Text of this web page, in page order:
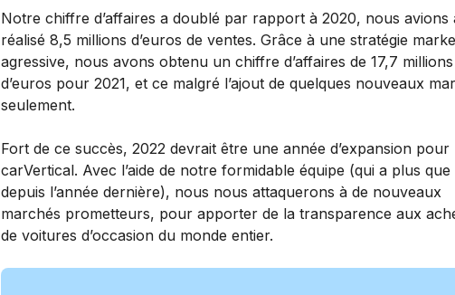
Notre chiffre d’affaires a doublé par rapport à 2020, nous avions
réalisé 8,5 millions d’euros de ventes. Grâce à une stratégie
agressive, nous avons obtenu un chiffre d’affaires de 17,7 millions
d’euros pour 2021, et ce malgré l’ajout de quelques nouveaux
seulement.
Fort de ce succès, 2022 devrait être une année d’expansion pour
carVertical. Avec l’aide de notre formidable équipe (qui a plus que
depuis l’année dernière), nous nous attaquerons à de nouveaux
marchés prometteurs, pour apporter de la transparence aux
de voitures d’occasion du monde entier.